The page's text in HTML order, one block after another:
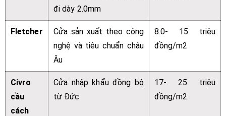
đi dày 2.0mm
Fletcher
Cửa sản xuất theo công
nghệ và tiêu chuẩn châu
Âu
8.0- 15 triệu
đồng/m2
Civro
cầu
cách
Cửa nhập khẩu đồng bộ
từ Đức
17- 25 triệu
đồng/m2